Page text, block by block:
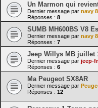
Un Marmon qui
Dernier message par navy
Réponses : 8
SUMB MH600BS V8
Dernier message par navy
Réponses : 7
Jeep Willys MB juillet
Dernier message par jeep-fr
Réponses : 6
Ma Peugeot SX8AR
Dernier message par
Réponses : 12